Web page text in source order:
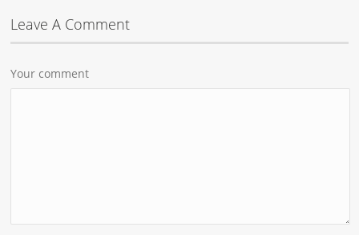
Leave A Comment
Your comment